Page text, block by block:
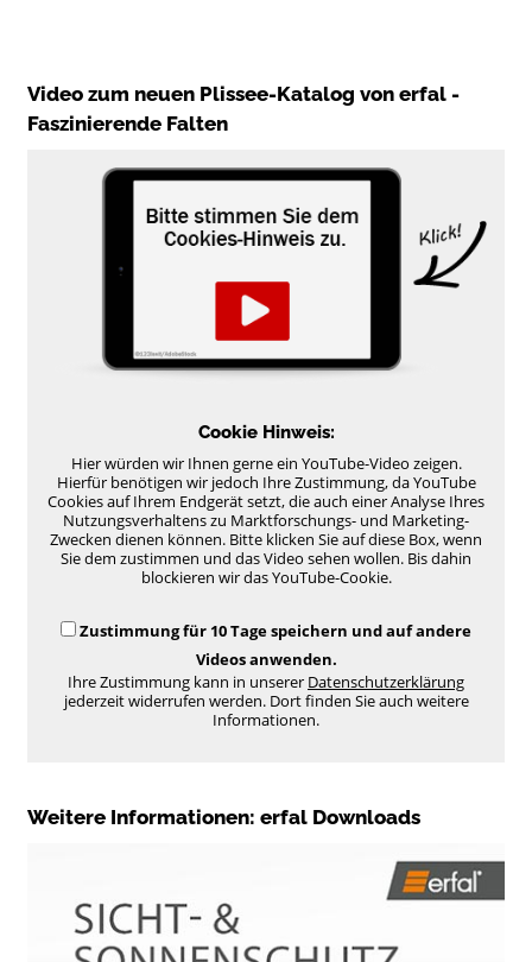
Video zum neuen Plissee-Katalog von erfal -
Faszinierende Falten
Cookie Hinweis:
Hier würden wir Ihnen gerne ein YouTube-Video zeigen.
Hierfür benötigen wir jedoch Ihre Zustimmung, da YouTube
Cookies auf Ihrem Endgerät setzt, die auch einer Analyse Ihres
Nutzungsverhaltens zu Marktforschungs- und Marketing-
Zwecken dienen können. Bitte klicken Sie auf diese Box, wenn
Sie dem zustimmen und das Video sehen wollen. Bis dahin
blockieren wir das YouTube-Cookie.
Zustimmung für 10 Tage speichern und auf andere
Videos anwenden.
Ihre Zustimmung kann in unserer Datenschutzerklärung
jederzeit widerrufen werden. Dort finden Sie auch weitere
Informationen.
Weitere Informationen: erfal Downloads